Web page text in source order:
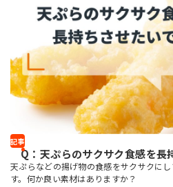
記事
Q：天ぷらのサクサク食感を長
天ぷらなどの揚げ物の食感をサクサクに
す。何か良い素材はありますか？